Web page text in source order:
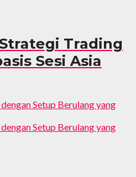
Trading
Sesi Asia